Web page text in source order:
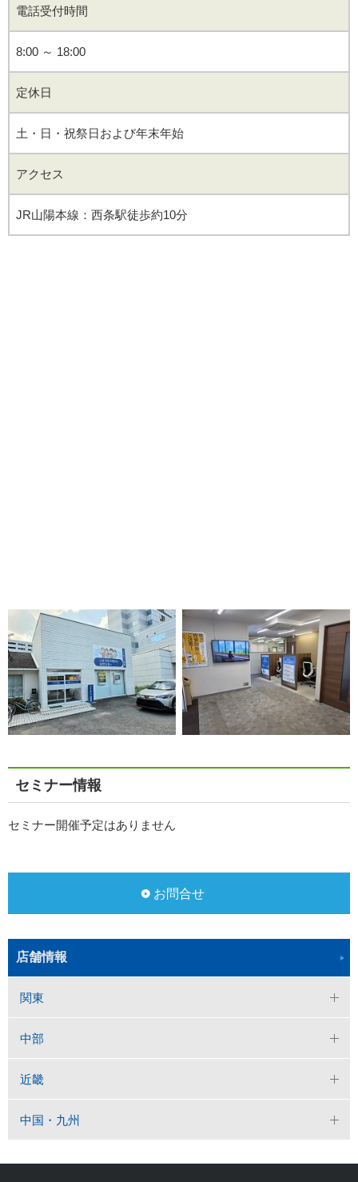
電話受付時間
8:00 ～ 18:00
定休日
土・日・祝祭日および年末年始
アクセス
JR山陽本線：西条駅徒歩約10分
セミナー情報
セミナー開催予定はありません
お問合せ
店舗情報
関東
中部
近畿
中国・九州